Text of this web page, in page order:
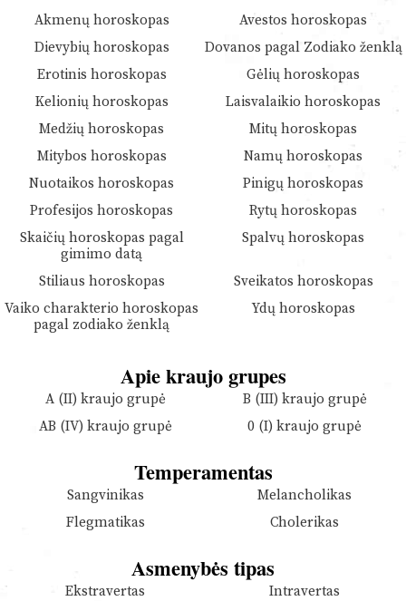
Akmenų horoskopas
Avestos horoskopas
Dievybių horoskopas
Dovanos pagal Zodiako ženklą
Erotinis horoskopas
Gėlių horoskopas
Kelionių horoskopas
Laisvalaikio horoskopas
Medžių horoskopas
Mitų horoskopas
Mitybos horoskopas
Namų horoskopas
Nuotaikos horoskopas
Pinigų horoskopas
Profesijos horoskopas
Rytų horoskopas
Skaičių horoskopas pagal
gimimo datą
Spalvų horoskopas
Stiliaus horoskopas
Sveikatos horoskopas
Vaiko charakterio horoskopas
pagal zodiako ženklą
Ydų horoskopas
Apie kraujo grupes
A (II) kraujo grupė
B (III) kraujo grupė
AB (IV) kraujo grupė
0 (I) kraujo grupė
Temperamentas
Sangvinikas
Melancholikas
Flegmatikas
Cholerikas
Asmenybės tipas
Ekstravertas Intravertas